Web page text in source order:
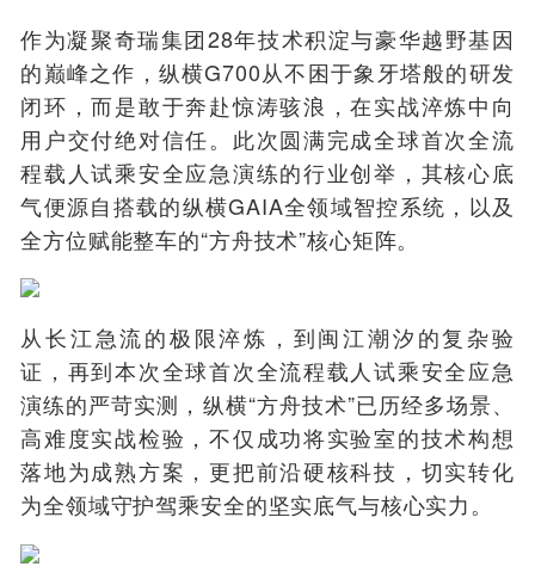
作为凝聚奇瑞集团28年技术积淀与豪华越野基因
的巅峰之作，纵横G700从不困于象牙塔般的研发
闭环，而是敢于奔赴惊涛骇浪，在实战淬炼中向
用户交付绝对信任。此次圆满完成全球首次全流
程载人试乘安全应急演练的行业创举，其核心底
气便源自搭载的纵横GAIA全领域智控系统 ，以及
全方位赋能整车的“方舟技术”核心矩阵。
从长江急流的极限淬炼，到闽江潮汐的复杂验
证，再到本次全球首次全流程载人试乘安全应急
演练的严苛实测，纵横“方舟技术”已历经多场景、
高难度实战检验，不仅成功将实验室的技术构想
落地为成熟方案，更把前沿硬核科技，切实转化
为全领域守护驾乘安全的坚实底气与核心实力。